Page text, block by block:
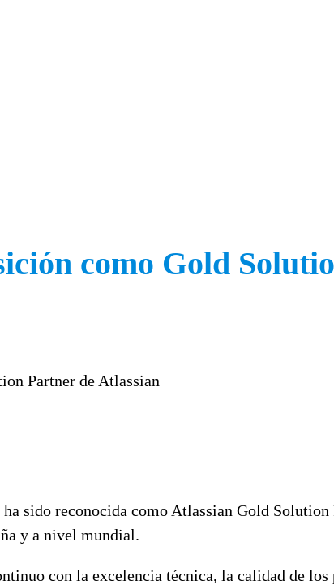
como Gold
sido reconocida como Atlassian Gold
y a nivel mundial.
con la excelencia técnica, la calidad de